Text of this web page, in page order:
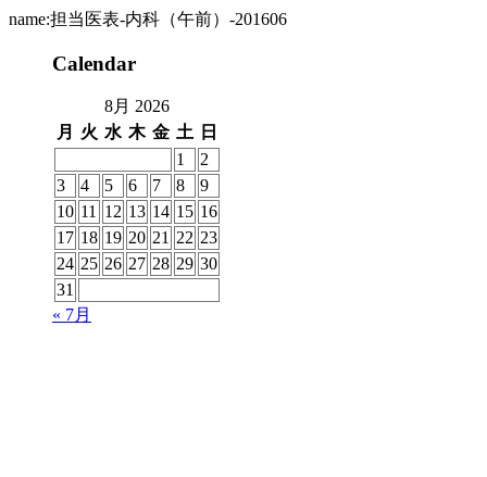
name:担当医表-内科（午前）-201606
Calendar
8月 2026
月
火 水 木 金 土 日
1
2
3
4 5 6 7 8
9
10 11 12 13 14 15 16
17 18 19 20 21 22 23
24 25 26 27 28 29 30
31
« 7月